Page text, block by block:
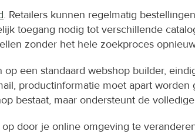
. Retailers kunnen regelmatig
toegang nodig tot verschillende
zonder het hele zoekproces
een standaard webshop builder,
productinformatie moet apart
bestaat, maar ondersteunt de
door je online omgeving te